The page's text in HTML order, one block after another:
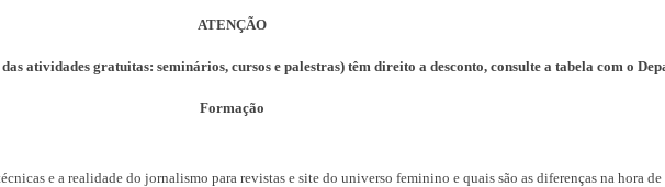
ATENÇÃO
atividades gratuitas: seminários, cursos e palestras) têm direito a desconto, consulte a tabela com o
Formação
e a realidade do jornalismo para revistas e site do universo feminino e quais são as diferenças na hora de